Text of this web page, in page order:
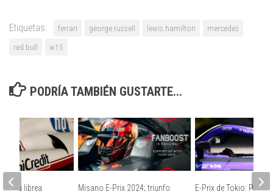
Etiquetas: ferrari george russell lewis hamilton
mercedes
red bull
w15
PODRÍA TAMBIÉN GUSTARTE...
Misano E-Prix 2024; triunfo
E-Prix de Tokio:
su librea